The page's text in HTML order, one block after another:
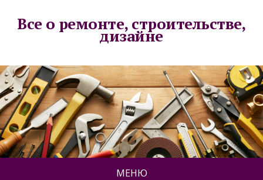
Все о ремонте, строительстве,
дизайне
МЕНЮ